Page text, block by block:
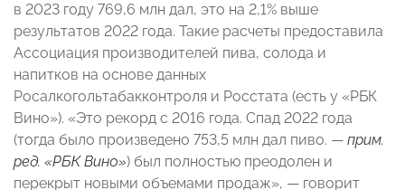
в 2023 году 769,6 млн дал, это на 2,1% выше
результатов 2022 года. Такие расчеты предоставила
Ассоциация производителей пива, солода и
напитков на основе данных
Росалкогольтабакконтроля и Росстата (есть у «РБК
Вино»). «Это рекорд с 2016 года. Спад 2022 года
(тогда было произведено 753,5 млн дал пиво. — прим.
ред. «РБК Вино») был полностью преодолен и
перекрыт новыми объемами продаж», — говорит